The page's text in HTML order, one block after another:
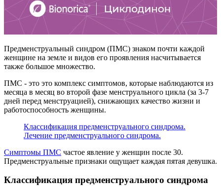
Предменструальный синдром (ПМС) знаком почти каждой
женщине на земле и видов его проявления насчитывается
также большое множество.
ПМС - это это комплекс симптомов, которые наблюдаются из
месяца в месяц во второй фазе менструального цикла (за 3-7
дней перед менструацией), снижающих качество жизни и
работоспособность женщины.
Классификация предменструального синдрома.
Лечение предменструального синдрома.
Симптомы ПМС частое явление у женщин после 30.
Предменструальные признаки ощущает каждая пятая девушка.
Классификация предменструального синдрома